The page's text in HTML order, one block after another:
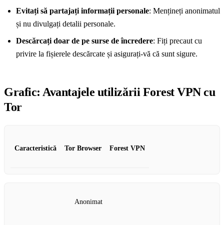
Evitați să partajați informații personale: Mențineți anonimatul
și nu divulgați detalii personale.
Descărcați doar de pe surse de încredere: Fiți precaut cu
privire la fișierele descărcate și asigurați-vă că sunt sigure.
Grafic: Avantajele utilizării Forest VPN cu
Tor
Caracteristică Tor Browser Forest VPN
Anonimat